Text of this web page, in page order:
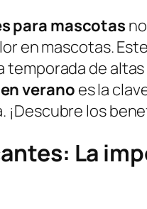
para mascotas
en mascotas.
temporada de
verano es la
¡Descubre los
La